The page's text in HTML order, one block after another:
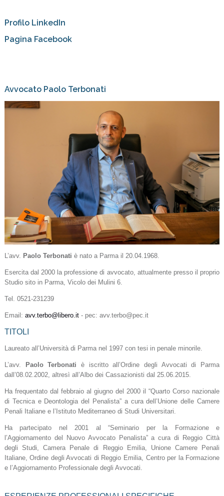
Profilo LinkedIn
Pagina Facebook
Avvocato Paolo Terbonati
L’avv. Paolo Terbonati è nato a Parma il 20.04.1968.
Esercita dal 2000 la professione di avvocato, attualmente presso il proprio
Studio sito in Parma, Vicolo dei Mulini 6.
Tel. 0521-231239
Email: avv.terbo@libero.it- pec: avv.terbo@pec.it
TITOLI
Laureato all’Università di Parma nel 1997 con tesi in penale minorile.
L’avv. Paolo Terbonati è iscritto all’Ordine degli Avvocati di Parma
dall’08.02.2002, altresì all’Albo dei Cassazionisti dal 25.06.2015.
Ha frequentato dal febbraio al giugno del 2000 il “Quarto Corso nazionale
di Tecnica e Deontologia del Penalista” a cura dell’Unione delle Camere
Penali Italiane e l’Istituto Mediterraneo di Studi Universitari.
Ha partecipato nel 2001 al “Seminario per la Formazione e
l’Aggiornamento del Nuovo Avvocato Penalista” a cura di Reggio Città
degli Studi, Camera Penale di Reggio Emilia, Unione Camere Penali
Italiane, Ordine degli Avvocati di Reggio Emilia, Centro per la Formazione
e l’Aggiornamento Professionale degli Avvocati.